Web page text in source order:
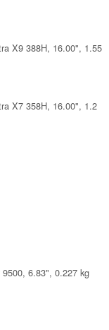
X9 388H, 16.00", 1.55
X7 358H, 16.00", 1.2
6.83", 0.227 kg